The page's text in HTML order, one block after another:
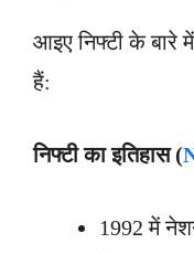
आइए निफ्टी के बारे
हैं:
निफ्टी का इतिहास (
1992 में